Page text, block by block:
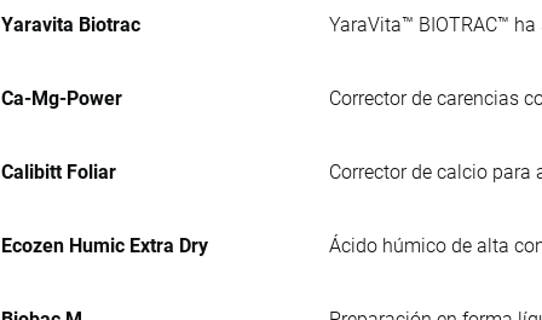
Yaravita Biotrac YaraVita™ BIOTRAC™
Ca-Mg-Power Corrector de carencias
Calibitt Foliar Corrector de calcio
Ecozen Humic Extra Dry Ácido húmico de alta